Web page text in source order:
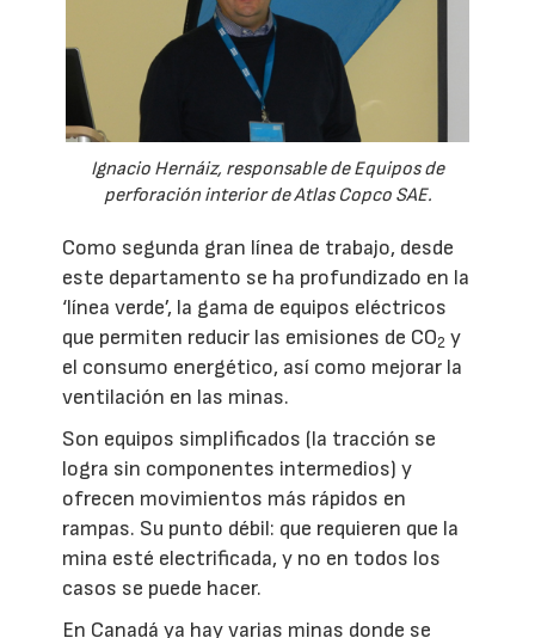
Ignacio Hernáiz, responsable de Equipos de
perforación interior de Atlas Copco SAE.
Como segunda gran línea de trabajo, desde
este departamento se ha profundizado en la
‘línea verde’, la gama de equipos eléctricos
que permiten reducir las emisiones de CO2 y
el consumo energético, así como mejorar la
ventilación en las minas.
Son equipos simplificados (la tracción se
logra sin componentes intermedios) y
ofrecen movimientos más rápidos en
rampas. Su punto débil: que requieren que la
mina esté electrificada, y no en todos los
casos se puede hacer.
En Canadá ya hay varias minas donde se